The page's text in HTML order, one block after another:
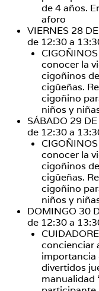
de 4 años.
aforo
VIERNES 28
de 12:30 a
conocer la
cigoñinos
cigüeñas.
cigoñino
niños y
SÁBADO 29
de 12:30 a
conocer la
cigoñinos
cigüeñas.
cigoñino
niños y
DOMINGO 30
de 12:30 a
concienciar
importancia
divertidos
manualidad